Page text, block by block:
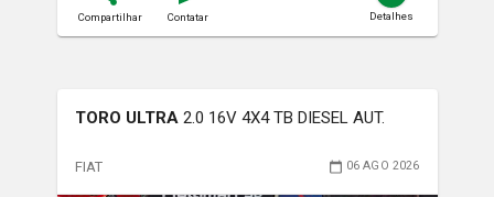
Compartilhar Contatar Detalhes
TORO ULTRA 2.0 16V 4X4 TB DIESEL AUT.
FIAT 06 AGO 2026